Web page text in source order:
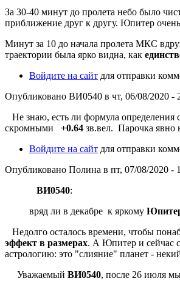
За 30-40 минут до пролета небо было
приближение друг к другу. Юпитер
Минут за 10 до начала пролета МКС
траектории была ярко видна, как
Войдите на сайт для отправки
Опубликовано ВИ0540 в чт, 06/08/2020 -
Не знаю, есть ли формула определения
скромными +0.64 зв.вел. Парочка явно
Войдите на сайт для отправки
Опубликовано Полина в пт, 07/08/2020 -
ВИ0540:
вряд ли в декабре к яркому
Недолго осталось времени, чтобы
эффект в размерах. А Юпитер и сейчас
астрологию: это "слияние" планет -
Уважаемый ВИ0540, после 26 июля